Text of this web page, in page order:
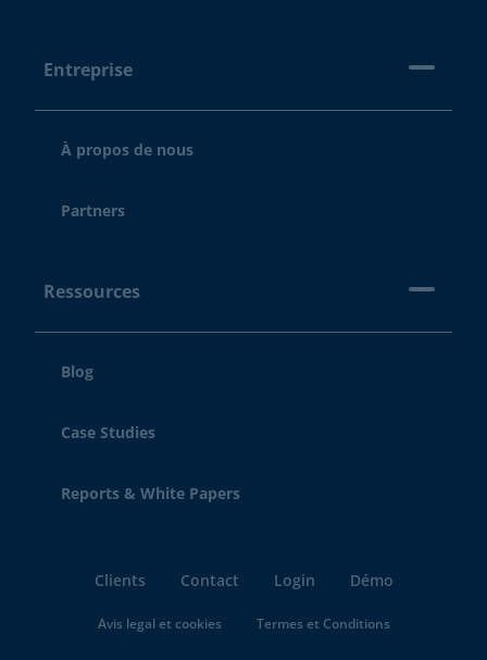
Entreprise
À propos de nous
Partners
Ressources
Blog
Case Studies
Reports & White Papers
Clients Contact Login Démo
Avis legal et cookies Termes et Conditions